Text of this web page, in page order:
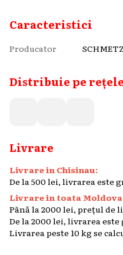
Caracteristici
Producator SCHMETZ
Distribuie pe
Livrare
Livrare in Chisinau:
De la 500 lei, livrarea este
Livrare in toata
Până la 2000 lei, prețul de
De la 2000 lei, livrarea
Livrarea peste 10 kg se